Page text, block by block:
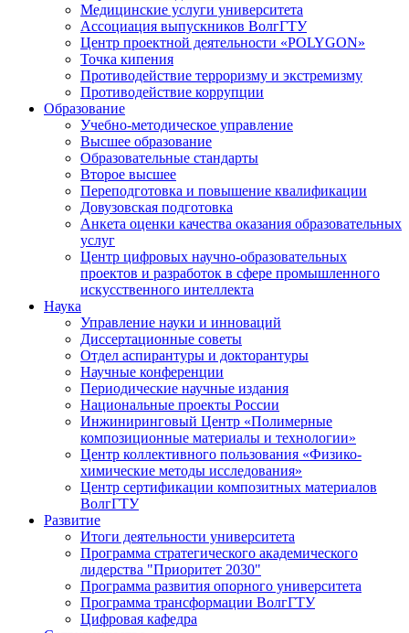
Медицинские услуги университета
Ассоциация выпускников ВолгГТУ
Центр проектной деятельности «POLYGON»
Точка кипения
Противодействие терроризму и экстремизму
Противодействие коррупции
Образование
Учебно-методическое управление
Высшее образование
Образовательные стандарты
Второе высшее
Переподготовка и повышение квалификации
Довузовская подготовка
Анкета оценки качества оказания образовательных
услуг
Центр цифровых научно-образовательных
проектов и разработок в сфере промышленного
искусственного интеллекта
Наука
Управление науки и инноваций
Диссертационные советы
Отдел аспирантуры и докторантуры
Научные конференции
Периодические научные издания
Национальные проекты России
Инжиниринговый Центр «Полимерные
композиционные материалы и технологии»
Центр коллективного пользования «Физико-
химические методы исследования»
Центр сертификации композитных материалов
ВолгГТУ
Развитие
Итоги деятельности университета
Программа стратегического академического
лидерства "Приоритет 2030"
Программа развития опорного университета
Программа трансформации ВолгГТУ
Цифровая кафедра